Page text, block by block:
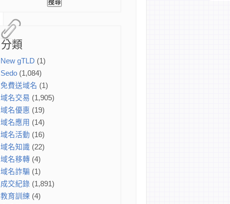
分類
New gTLD (1)
Sedo (1,084)
免費送域名 (1)
域名交易 (1,905)
域名優惠 (19)
域名應用 (14)
域名活動 (16)
域名知識 (22)
域名移轉 (4)
域名詐騙 (1)
成交紀錄 (1,891)
教育訓練 (4)